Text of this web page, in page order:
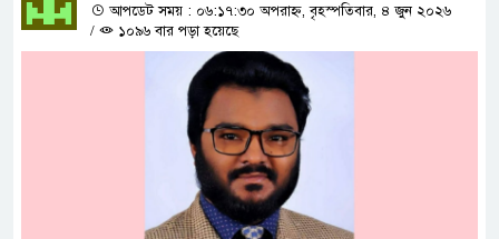
আপডেট সময় : ০৬:১৭:৩০ অপরাহ্ন, বৃহস্পতিবার, ৪ জুন ২০২৬
/
১০৯৬ বার পড়া হয়েছে